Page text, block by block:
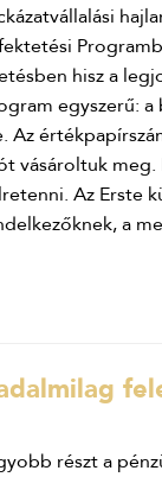
hisz a
egyszerű:
vásároltuk
Az Erste
a
részt a